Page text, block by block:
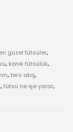
en güzel tütsüler,
, konik tütsülük,
,ters akış,
,tütsü ne işe yarar,